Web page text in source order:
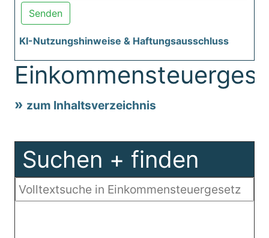
Senden
KI-Nutzungshinweise & Haftungsausschluss
zum Inhaltsverzeichnis
Suchen + finden